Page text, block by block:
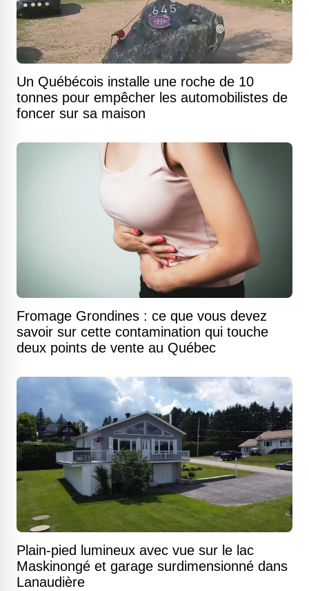
Un Québécois installe une roche de 10
tonnes pour empêcher les automobilistes de
foncer sur sa maison
Fromage Grondines : ce que vous devez
savoir sur cette contamination qui touche
deux points de vente au Québec
Plain-pied lumineux avec vue sur le lac
Maskinongé et garage surdimensionné dans
Lanaudière